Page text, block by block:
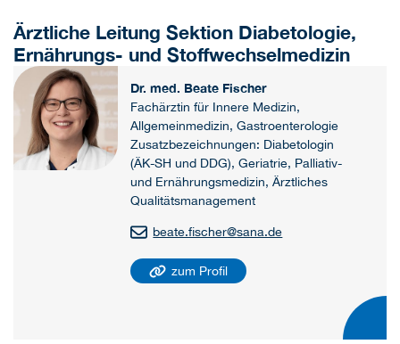
Ärztliche Leitung Sektion Diabetologie,
Ernährungs- und Stoffwechselmedizin
Dr. med. Beate Fischer
Fachärztin für Innere Medizin,
Allgemeinmedizin, Gastroenterologie
Zusatzbezeichnungen: Diabetologin
(ÄK-SH und DDG), Geriatrie, Palliativ-
und Ernährungsmedizin, Ärztliches
Qualitätsmanagement
beate.fischer@sana.de
zum Profil